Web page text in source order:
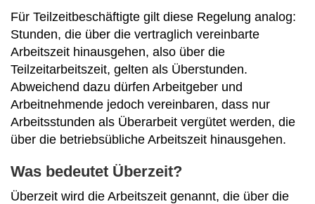
Für Teilzeitbeschäftigte gilt diese Regelung analog:
Stunden, die über die vertraglich vereinbarte
Arbeitszeit hinausgehen, also über die
Teilzeitarbeitszeit, gelten als Überstunden.
Abweichend dazu dürfen Arbeitgeber und
Arbeitnehmende jedoch vereinbaren, dass nur
Arbeitsstunden als Überarbeit vergütet werden, die
über die betriebsübliche Arbeitszeit hinausgehen.
Was bedeutet Überzeit?
Überzeit wird die Arbeitszeit genannt, die über die